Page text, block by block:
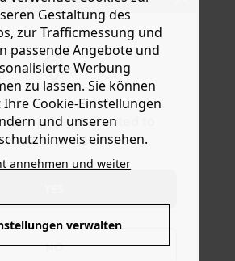
want to be redirected to
?
NO
Leder hat einen
und 2 Fächer, davon eines mit
Gestaltung des
zur Trafficmessung und
passende Angebote und
Werbung
zu lassen. Sie können
Cookie-Einstellungen
und unseren
einsehen.
annehmen und weiter
verwalten